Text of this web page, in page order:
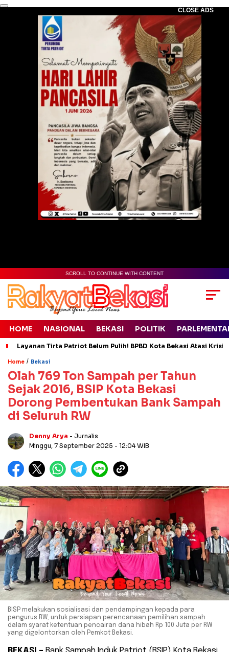
CLOSE ADS
SCROLL TO CONTINUE WITH CONTENT
HOME NASIONAL BEKASI POLITIK
Layanan Tirta Patriot Belum Pulih! BPBD Kota Bekasi Atasi
Home / Bekasi
Olah 769 Ton Sampah per Tahun
Sejak 2016, BSIP Kota Bekasi
Dorong Pembentukan Bank Sampah
di Seluruh RW
Denny Arya - Jurnalis
Minggu, 7 September 2025 - 12:04 WIB
BISP melakukan sosialisasi dan pendampingan kepada para
pengurus RW, untuk persiapan perencanaan pemilihan sampah
dalam syarat ketentuan pencairan dana hibah Rp 100 Juta per RW
yang digelontorkan oleh Pemkot Bekasi.